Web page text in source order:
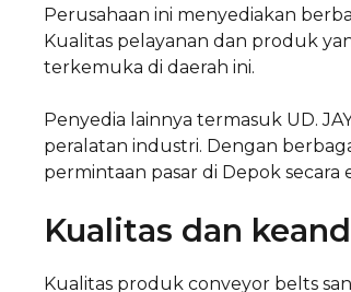
Perusahaan ini menyediakan
Kualitas pelayanan dan produk
terkemuka di daerah ini.
Penyedia lainnya termasuk UD.
peralatan industri. Dengan
permintaan pasar di Depok secara
Kualitas dan
Kualitas produk conveyor belts